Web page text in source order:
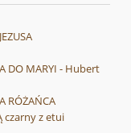
DO MARYI - Hubert
RÓŻAŃCA
czarny z etui